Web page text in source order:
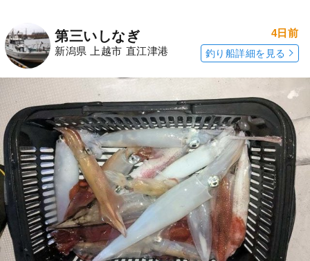
第三いしなぎ
新潟県 上越市 直江津港
4日前
釣り船詳細を見る